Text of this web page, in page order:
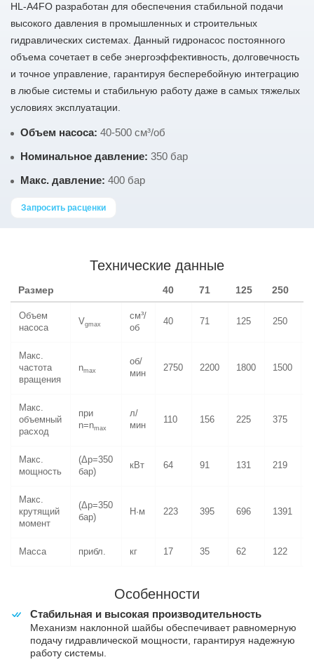
HL-A4FO разработан для обеспечения стабильной подачи
высокого давления в промышленных и строительных
гидравлических системах. Данный гидронасос постоянного
объема сочетает в себе энергоэффективность, долговечность
и точное управление, гарантируя бесперебойную интеграцию
в любые системы и стабильную работу даже в самых тяжелых
условиях эксплуатации.
Объем насоса: 40-500 см³/об
Номинальное давление: 350 бар
Макс. давление: 400 бар
Запросить расценки
Технические данные
Размер 40 71 125 250
Объем
насоса
Vgmax
см³/
об
40 71 125 250
Макс.
частота
вращения
nmax
об/
мин
2750 2200 1800 1500
Макс.
объемный
расход
при
n=nmax
л/
мин
110 156 225 375
Макс.
мощность
(Δp=350
бар)
кВт 64 91 131 219
Макс.
крутящий
момент
(Δp=350
бар)
Н·м 223 395 696 1391
Масса прибл. кг 17 35 62 122
Особенности
Стабильная и высокая производительность
Механизм наклонной шайбы обеспечивает равномерную
подачу гидравлической мощности, гарантируя надежную
работу системы.